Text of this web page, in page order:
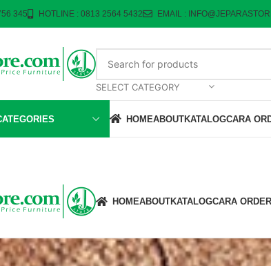
345 HOTLINE : 0813 2564 5432 EMAIL :
SELECT CATEGORY
HOMEABOUTKATALOGCARA
HOMEABOUTKATALOGCARA ORDER